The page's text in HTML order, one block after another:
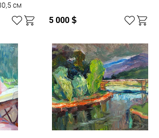
см
5 000 $